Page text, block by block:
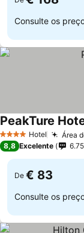
Consulte os
4 EstrelasHotel Área
PeakTure
8,8 Excelente
De € 83
Consulte os